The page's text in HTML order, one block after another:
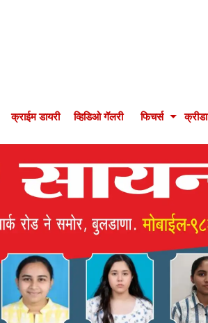
क्राईम डायरी व्हिडिओ गॅलरी फिचर्स क्रीडा